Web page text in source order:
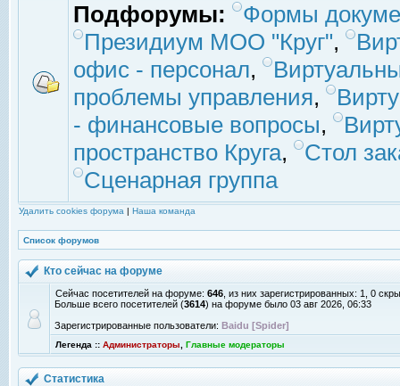
Подфорумы:
Формы
Президиум МОО "Круг",
офис - персонал,
проблемы управления,
- финансовые вопросы,
пространство Круга,
Стол
Сценарная группа
Удалить cookies форума | Наша команда
Список форумов
Кто сейчас на форуме
Сейчас посетителей на форуме: 646 , из них зарегистрированных: 1, 0
Больше всего посетителей (3614) на форуме было 03 авг 2026, 06:33
Зарегистрированные пользователи: Baidu [Spider]
Легенда :: Администраторы Главные модераторы
Статистика